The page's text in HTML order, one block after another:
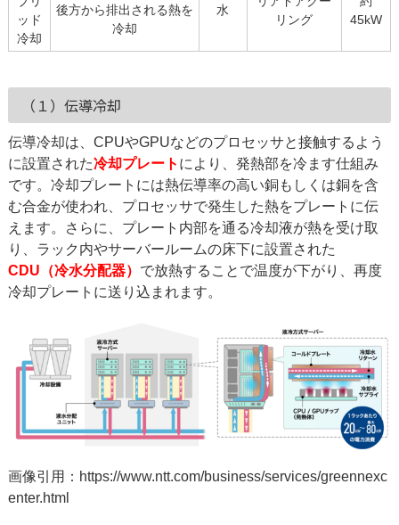
ッド
冷却
後方から排出される熱を
冷却
水
リング
45kW
（１）伝導冷却
伝導冷却は、CPUやGPUなどのプロセッサと接触するよう
に設置された冷却プレート により、発熱部を冷ます仕組み
です。冷却プレートには熱伝導率の高い銅もしくは銅を含
む合金が使われ、プロセッサで発生した熱をプレートに伝
えます。さらに、プレート内部を通る冷却液が熱を受け取
り、ラック内やサーバールームの床下に設置された
CDU（冷水分配器） で放熱することで温度が下がり、再度
冷却プレートに送り込まれます。
画像引用： https://www.ntt.com/business/services/greennexc
enter.html